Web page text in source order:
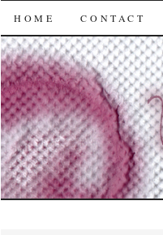
SKIP
TO
CONTENT
HOME CONTACT